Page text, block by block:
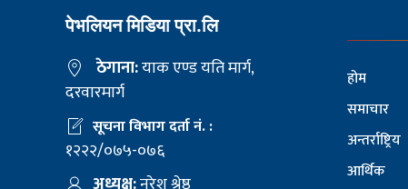
पेभलियन मिडिया प्रा.लि
ठेगाना:याक एण्ड यति मार्ग,
दरवारमार्ग
सूचना विभाग दर्ता नं. :
१२२२/०७५-०७६
होम
समाचार
अन्तर्राष्ट्रिय
आर्थिक